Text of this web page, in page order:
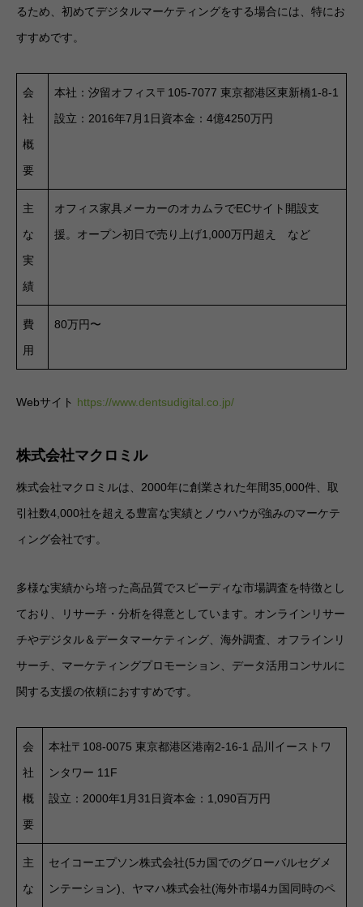
るため、初めてデジタルマーケティングをする場合には、特にお
すすめです。
会
社
概
要
本社：汐留オフィス〒105-7077 東京都港区東新橋1-8-1
設立：2016年7月1日資本金：4億4250万円
主
な
実
績
オフィス家具メーカーのオカムラでECサイト開設支
援。オープン初日で売り上げ1,000万円超え など
費
用
80万円〜
Webサイト https://www.dentsudigital.co.jp/
株式会社マクロミル
株式会社マクロミルは、2000年に創業された年間35,000件、取
引社数4,000社を超える豊富な実績とノウハウが強みのマーケテ
ィング会社です。
多様な実績から培った高品質でスピーディな市場調査を特徴とし
ており、リサーチ・分析を得意としています。オンラインリサー
チやデジタル＆データマーケティング、海外調査、オフラインリ
サーチ、マーケティングプロモーション、データ活用コンサルに
関する支援の依頼におすすめです。
会
社
概
要
本社〒108-0075 東京都港区港南2-16-1 品川イーストワ
ンタワー 11F
設立：2000年1月31日資本金：1,090百万円
主
な
セイコーエプソン株式会社(5カ国でのグローバルセグメ
ンテーション)、ヤマハ株式会社(海外市場4カ国同時のペ